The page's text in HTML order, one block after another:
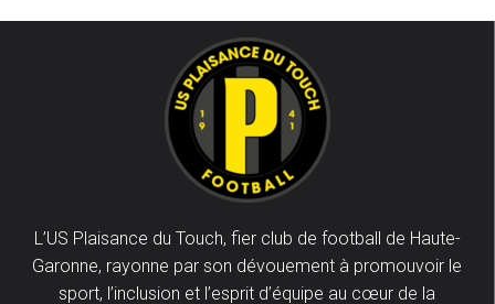
L’US Plaisance du Touch, fier club de football de Haute-
Garonne, rayonne par son dévouement à promouvoir le
sport, l’inclusion et l’esprit d’équipe au cœur de la